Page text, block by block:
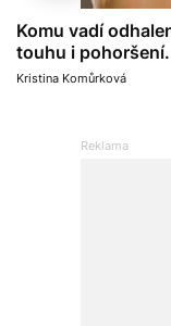
Komu vadí
touhu i
Kristina Komůrková